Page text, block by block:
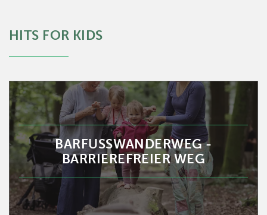
HITS FOR KIDS
BARFUSSWANDERWEG - B
ARRIEREFREIER WEG